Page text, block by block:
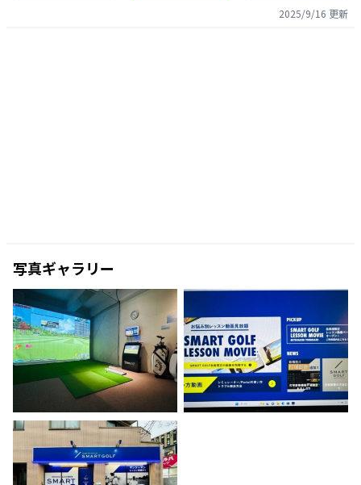
2025/9/16 更新
写真ギャラリー